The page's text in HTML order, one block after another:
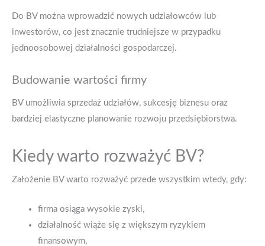
Do BV można wprowadzić nowych udziałowców lub
inwestorów, co jest znacznie trudniejsze w przypadku
jednoosobowej działalności gospodarczej.
Budowanie wartości firmy
BV umożliwia sprzedaż udziałów, sukcesję biznesu oraz
bardziej elastyczne planowanie rozwoju przedsiębiorstwa.
Kiedy warto rozważyć BV?
Założenie BV warto rozważyć przede wszystkim wtedy, gdy:
firma osiąga wysokie zyski,
działalność wiąże się z większym ryzykiem
finansowym,